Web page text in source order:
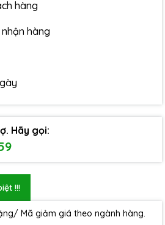
hàng
hàng
Hãy gọi:
!!!
Mã giảm giá theo ngành hàng.